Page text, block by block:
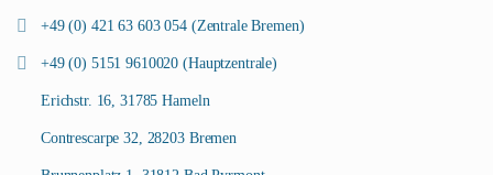
+49 (0) 421 63 603 054 (Zentrale Bremen)
+49 (0) 5151 9610020 (Hauptzentrale)
Erichstr. 16, 31785 Hameln
Contrescarpe 32, 28203 Bremen